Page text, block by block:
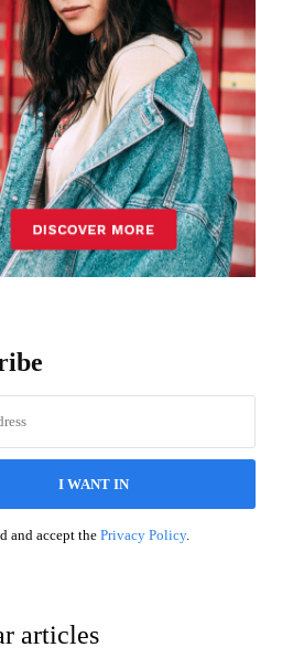
I WANT IN
and accept thePrivacy Policy.
articles